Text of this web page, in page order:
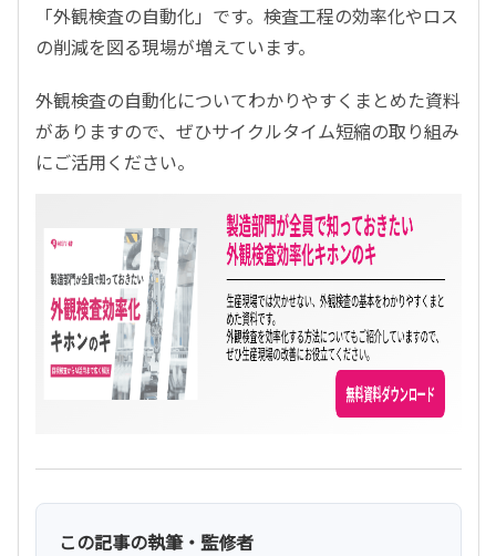
「外観検査の自動化」です。検査工程の効率化やロス
の削減を図る現場が増えています。
外観検査の自動化についてわかりやすくまとめた資料
がありますので、ぜひサイクルタイム短縮の取り組み
にご活用ください。
この記事の執筆・監修者